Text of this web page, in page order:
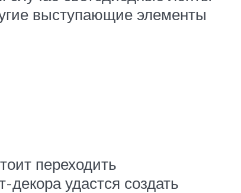
выступающие элементы
переходить
удастся создать